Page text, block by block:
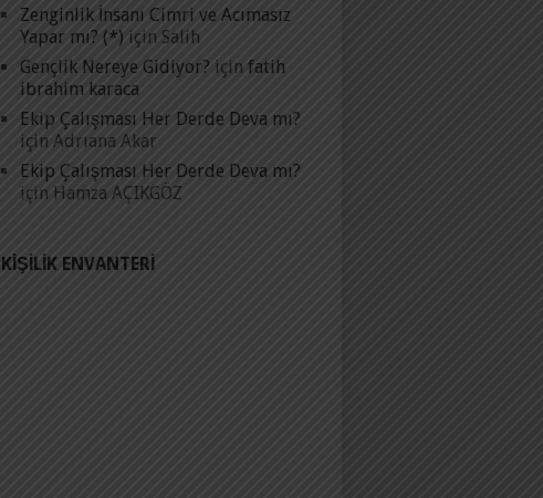
Zenginlik İnsanı Cimri ve Acımasız
Yapar mı? (*) için Salih
Gençlik Nereye Gidiyor? içinfatih
ibrahim karaca
Ekip Çalışması Her Derde Deva mı?
için Adrıana Akar
Ekip Çalışması Her Derde Deva mı?
için Hamza AÇIKGÖZ
KIŞILIK ENVANTERI